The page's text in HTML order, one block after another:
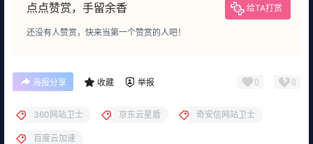
点点赞赏，手留余香 给TA打赏
还没有人赞赏，快来当第一个赞赏的人吧！
海报分享 收藏 举报 0 0
360网站卫士 京东云星盾 奇安信网站卫士
百度云加速